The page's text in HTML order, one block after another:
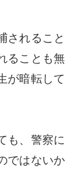
されること
ることも無
が暗転して
も、警察に
ではないか